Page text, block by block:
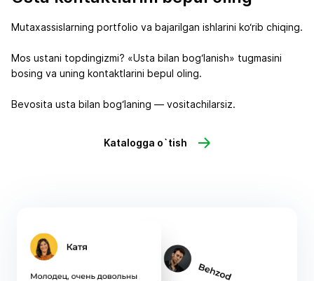
Mutaxassislarning portfolio va bajarilgan ishlarini ko‘rib chiqing.
Mos ustani topdingizmi? «Usta bilan bog‘lanish» tugmasini
bosing va uning kontaktlarini bepul oling.
Bevosita usta bilan bog‘laning — vositachilarsiz.
Katalogga o`tish